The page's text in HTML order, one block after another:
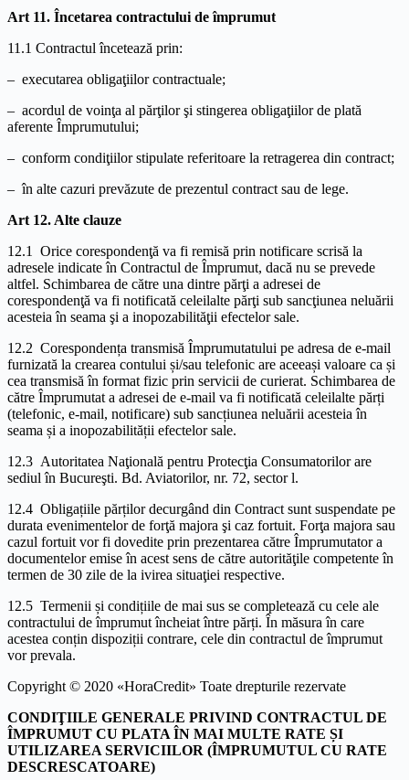
Art 11. Încetarea contractului de împrumut
11.1 Contractul încetează prin:
– executarea obligaţiilor contractuale;
– acordul de voinţa al părţilor şi stingerea obligaţiilor de plată
aferente Împrumutului;
– conform condiţiilor stipulate referitoare la retragerea din contract;
– în alte cazuri prevăzute de prezentul contract sau de lege.
Art 12. Alte clauze
12.1 Orice corespondenţă va fi remisă prin notificare scrisă la
adresele indicate în Contractul de Împrumut, dacă nu se prevede
altfel. Schimbarea de către una dintre părţi a adresei de
corespondenţă va fi notificată celeilalte părţi sub sancţiunea neluării
acesteia în seama şi a inopozabilităţii efectelor sale.
12.2 Corespondența transmisă Împrumutatului pe adresa de e-mail
furnizată la crearea contului și/sau telefonic are aceeași valoare ca și
cea transmisă în format fizic prin servicii de curierat. Schimbarea de
către Împrumutat a adresei de e-mail va fi notificată celeilalte părți
(telefonic, e-mail, notificare) sub sancțiunea neluării acesteia în
seama și a inopozabilității efectelor sale.
12.3 Autoritatea Naţională pentru Protecţia Consumatorilor are
sediul în Bucureşti. Bd. Aviatorilor, nr. 72, sector l.
12.4 Obligațiile părților decurgând din Contract sunt suspendate pe
durata evenimentelor de forţă majora şi caz fortuit. Forţa majora sau
cazul fortuit vor fi dovedite prin prezentarea către Împrumutator a
documentelor emise în acest sens de către autorităţile competente în
termen de 30 zile de la ivirea situaţiei respective.
12.5 Termenii și condițiile de mai sus se completează cu cele ale
contractului de împrumut încheiat între părți. În măsura în care
acestea conțin dispoziții contrare, cele din contractul de împrumut
vor prevala.
Copyright © 2020 «HoraCredit» Toate drepturile rezervate
CONDIŢIILE GENERALE PRIVIND CONTRACTUL DE
ÎMPRUMUT CU PLATA ÎN MAI MULTE RATE ȘI
UTILIZAREA SERVICIILOR (ÎMPRUMUTUL CU RATE
DESCRESCATOARE)